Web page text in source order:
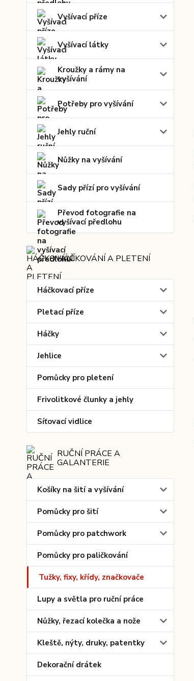
Vyšívací příze
Vyšívací látky
Kroužky a rámy na
vyšívání
Potřeby pro vyšívání
Jehly ruční
Nůžky na vyšívání
Sady přízí pro vyšívání
Převod fotografie na
vyšívací předlohu
HÁČKOVÁNÍ A PLETENÍ
Háčkovací příze
Pletací příze
Háčky
Jehlice
Pomůcky pro pletení
Frivolitkové člunky a jehly
Síťovací vidlice
RUČNÍ PRÁCE A
GALANTERIE
Košíky na šití a vyšívání
Pomůcky pro šití
Pomůcky pro patchwork
Pomůcky pro paličkování
Tužky, fixy, křídy, značkovače
Lupy a světla pro ruční práce
Nůžky, řezací kolečka a nože
Kleště, nýty, druky, patentky
Dekorační drátek